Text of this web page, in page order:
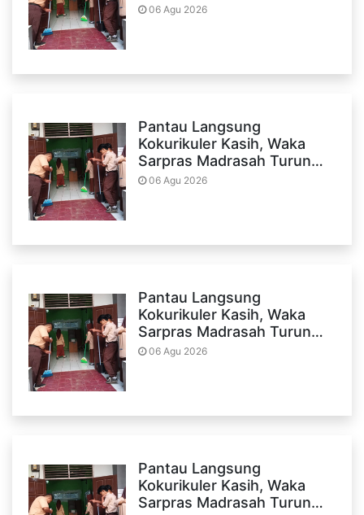
06 Agu 2026
Pantau Langsung
Kokurikuler Kasih, Waka
Sarpras Madrasah Turun…
06 Agu 2026
Pantau Langsung
Kokurikuler Kasih, Waka
Sarpras Madrasah Turun…
06 Agu 2026
Pantau Langsung
Kokurikuler Kasih, Waka
Sarpras Madrasah Turun…